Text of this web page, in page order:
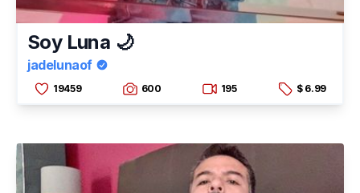
Soy Luna 🌙
jadelunaof
19459 600 195 $ 6.99